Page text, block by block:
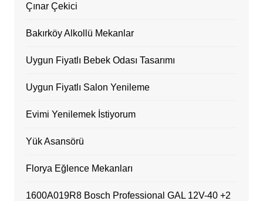
Çınar Çekici
Bakırköy Alkollü Mekanlar
Uygun Fiyatlı Bebek Odası Tasarımı
Uygun Fiyatlı Salon Yenileme
Evimi Yenilemek İstiyorum
Yük Asansörü
Florya Eğlence Mekanları
1600A019R8 Bosch Professional GAL 12V-40 +2